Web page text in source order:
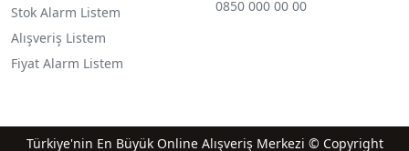
Stok Alarm Listem
Alışveriş Listem
Fiyat Alarm Listem
0850 000 00 00
Türkiye'nin En Büyük Online Alışveriş Merkezi © Copyright